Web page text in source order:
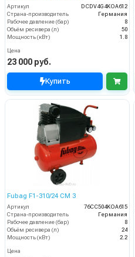
Артикул
DCDV4G4KOA612
Страна-производитель
Германия
Рабочее давление (бар)
8
Объём ресивера (л)
50
Мощность (кВт)
1.8
Цена
23 000 руб.
Купить
Fubag F1-310/24 CM 3
Артикул
76CC504KOA615
Страна-производитель
Германия
Рабочее давление (бар)
8
Объём ресивера (л)
24
Мощность (кВт)
2.2
Цена